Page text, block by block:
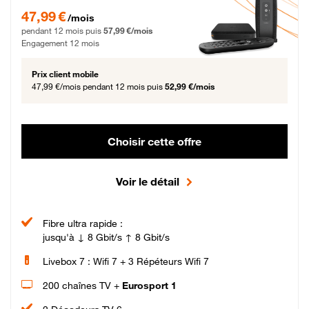
47,99 € par mois pendant 12 mois puis 57,99 € par mois, Engagement 12 mois
47,99 €/mois
pendant 12 mois puis 57,99 €/mois
Engagement 12 mois
Prix client mobile
47,99 €/mois pendant 12 mois puis 52,99 €/mois
Choisir cette offre
Voir le détail
Fibre ultra rapide :
jusqu'à ↓ 8 Gbit/s ↑ 8 Gbit/s
Livebox 7 : Wifi 7 + 3 Répéteurs Wifi 7
200 chaînes TV + Eurosport 1